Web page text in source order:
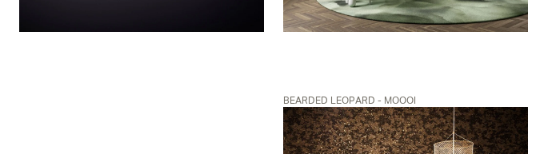
BEARDED LEOPARD - MOOOI